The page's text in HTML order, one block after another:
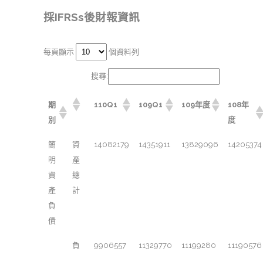
採IFRSs後財報資訊
每頁顯示 個資料列
搜尋:
期
別
110Q1 109Q1 109年度
108年
度
簡
明
資
產
負
債
資
產
總
計
14082179 14351911 13829096 14205374
負
9906557 11329770 11199280 11190576